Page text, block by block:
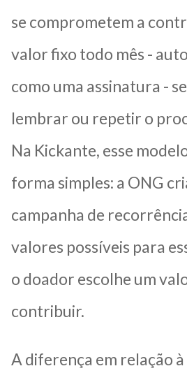
se comprometem a
valor fixo todo mês -
como uma assinatura -
lembrar ou repetir o
Na Kickante, esse
forma simples: a ONG
campanha de
valores possíveis para
o doador escolhe um
contribuir.
A diferença em relação